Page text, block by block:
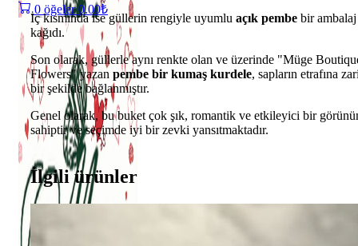
0 öğeler 0.00₺
İç kısmında ise güllerin rengiyle uyumlu açık pembe bir ambalaj
kağıdı.
Son olarak, güllerle aynı renkte olan ve üzerinde "Müge
Flowers" yazan pembe bir kumaş kurdele, sapların etrafına
bir şekilde bağlanmıştır.
Genel olarak, bu buket çok şık, romantik ve etkileyici bir
sahiptir ve seçimde iyi bir zevki yansıtmaktadır.
İlgili ürünler